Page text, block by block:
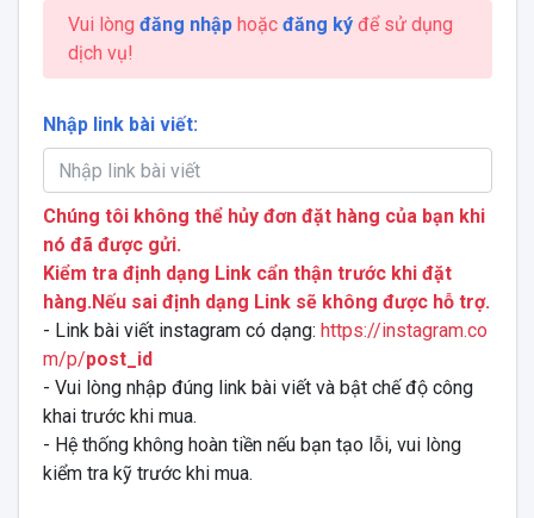
Vui lòng đăng nhậphoặc đăng kýđể sử dụng
dịch vụ!
Nhập link bài viết:
Chúng tôi không thể hủy đơn đặt hàng của bạn khi
nó đã được gửi.
Kiểm tra định dạng Link cẩn thận trước khi đặt
hàng.Nếu sai định dạng Link sẽ không được hỗ trợ.
- Link bài viết instagram có dạng: https://instagram.co
m/p/post_id
- Vui lòng nhập đúng link bài viết và bật chế độ công
khai trước khi mua.
- Hệ thống không hoàn tiền nếu bạn tạo lỗi, vui lòng
kiểm tra kỹ trước khi mua.